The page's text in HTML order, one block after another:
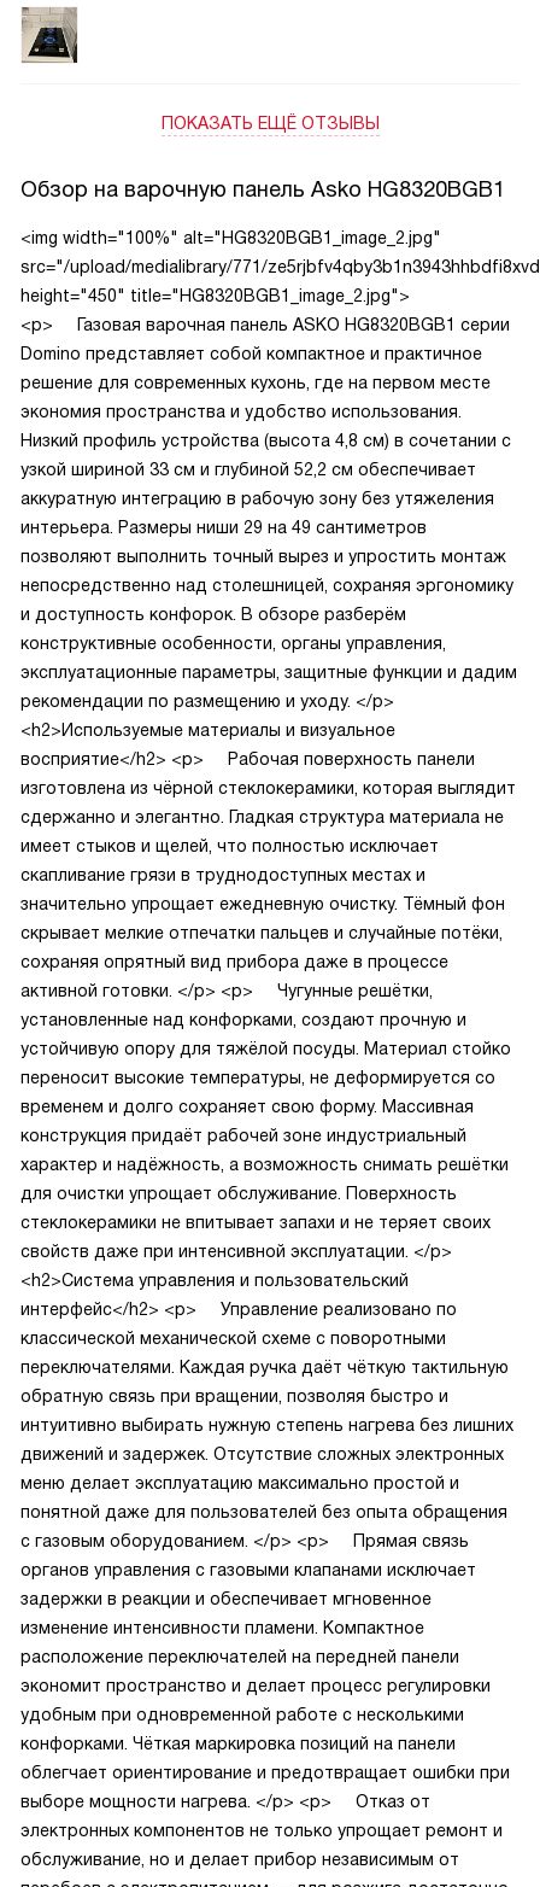
продуманные: передняя — на 3 кВт — идеально подходит
для быстрого закипания воды или жарки, а задняя на 2
решётки выполнены из чугуна: они устойчивые, не
никаких спичек и зажигалок! А ещё мне очень понравились
съёмные поворотные ручки: их легко снять для мытья, и
при этом они не нагреваются в процессе готовки — это
важный плюс, особенно когда рядом бегают дети.
ПОКАЗАТЬ ЕЩЁ ОТЗЫВЫ
Обзор на варочную панель Asko HG8320BGB1
<img width="100%" alt="HG8320BGB1_image_2.jpg"
src="/upload/medialibrary/771/
height="450" title="HG8320BGB1_image_2.jpg">
<p> Газовая варочная панель ASKO HG8320BGB1 серии
Domino представляет собой компактное и практичное
решение для современных кухонь, где на первом месте
экономия пространства и удобство использования.
Низкий профиль устройства (высота 4,8 см) в сочетании с
узкой шириной 33 см и глубиной 52,2 см обеспечивает
аккуратную интеграцию в рабочую зону без утяжеления
интерьера. Размеры ниши 29 на 49 сантиметров
позволяют выполнить точный вырез и упростить монтаж
непосредственно над столешницей, сохраняя эргономику
и доступность конфорок. В обзоре разберём
конструктивные особенности, органы управления,
эксплуатационные параметры, защитные функции и дадим
рекомендации по размещению и уходу. </p>
<h2>Используемые материалы и визуальное
восприятие</h2> <p> Рабочая поверхность панели
изготовлена из чёрной стеклокерамики, которая выглядит
сдержанно и элегантно. Гладкая структура материала не
имеет стыков и щелей, что полностью исключает
скапливание грязи в труднодоступных местах и
значительно упрощает ежедневную очистку. Тёмный фон
скрывает мелкие отпечатки пальцев и случайные потёки,
сохраняя опрятный вид прибора даже в процессе
активной готовки. </p> <p> Чугунные решётки,
установленные над конфорками, создают прочную и
устойчивую опору для тяжёлой посуды. Материал стойко
переносит высокие температуры, не деформируется со
временем и долго сохраняет свою форму. Массивная
конструкция придаёт рабочей зоне индустриальный
характер и надёжность, а возможность снимать решётки
для очистки упрощает обслуживание. Поверхность
стеклокерамики не впитывает запахи и не теряет своих
свойств даже при интенсивной эксплуатации. </p>
<h2>Система управления и пользовательский
интерфейс</h2> <p> Управление реализовано по
классической механической схеме с поворотными
переключателями. Каждая ручка даёт чёткую тактильную
обратную связь при вращении, позволяя быстро и
интуитивно выбирать нужную степень нагрева без лишних
движений и задержек. Отсутствие сложных электронных
меню делает эксплуатацию максимально простой и
понятной даже для пользователей без опыта обращения
с газовым оборудованием. </p> <p> Прямая связь
органов управления с газовыми клапанами исключает
задержки в реакции и обеспечивает мгновенное
изменение интенсивности пламени. Компактное
расположение переключателей на передней панели
экономит пространство и делает процесс регулировки
удобным при одновременной работе с несколькими
конфорками. Чёткая маркировка позиций на панели
облегчает ориентирование и предотвращает ошибки при
выборе мощности нагрева. </p> <p> Отказ от
электронных компонентов не только упрощает ремонт и
обслуживание, но и делает прибор независимым от